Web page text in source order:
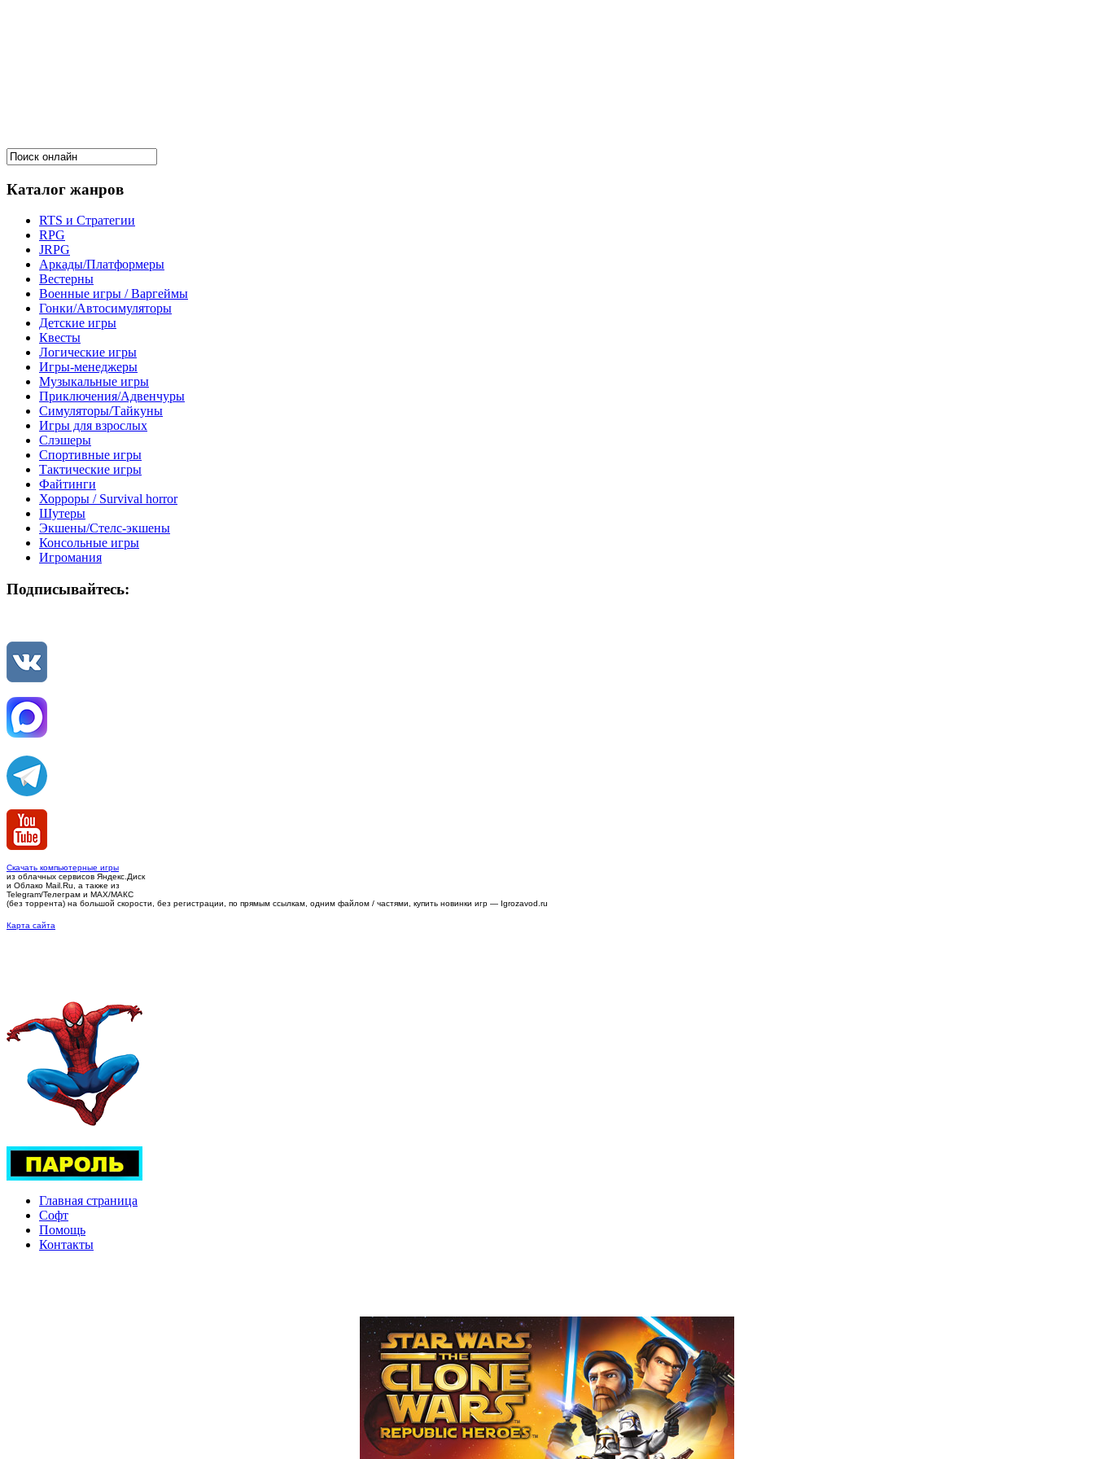
Каталог жанров
RTS и Стратегии
RPG
JRPG
Аркады/Платформеры
Вестерны
Военные игры / Варгеймы
Гонки/Автосимуляторы
Детские игры
Квесты
Логические игры
Игры-менеджеры
Музыкальные игры
Приключения/Адвенчуры
Симуляторы/Тайкуны
Игры для взрослых
Слэшеры
Спортивные игры
Тактические игры
Файтинги
Хорроры / Survival horror
Шутеры
Экшены/Стелс-экшены
Консольные игры
Игромания
Подписывайтесь:
Скачать компьютерные игры
из облачных сервисов Яндекс.Диск
и Облако Mail.Ru, а также из
Telegram/Телеграм и MAX/МАКС
(без торрента) на большой скорости, без регистрации, по прямым ссылкам, одним файлом / частями, купить новинки игр — Igrozavod.ru
Карта сайта
Главная страница
Софт
Помощь
Контакты